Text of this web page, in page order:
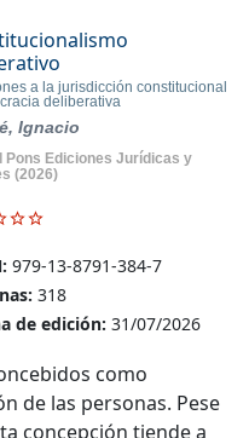
a la jurisdicción constitucional
deliberativa
Ignacio
Pons Ediciones Jurídicas y
(2026)
979-13-8791-384-7
318
de edición: 31/07/2026
como
de las personas. Pese
concepción tiende a